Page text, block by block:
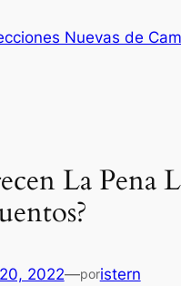
Nuevas de
La Pena
2022—poristern